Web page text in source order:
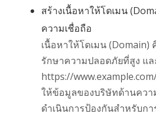
สร้างเนื้อหาให้โดเมน
ความเชื่อถือ
เนื้อหาให้โดเมน (Domain)
รักษาความปลอดภัยที่สูง แล
https://
ให้ข้อมูลของบริษัทด้านควา
ดำเนินการป้องกันสำหรับก